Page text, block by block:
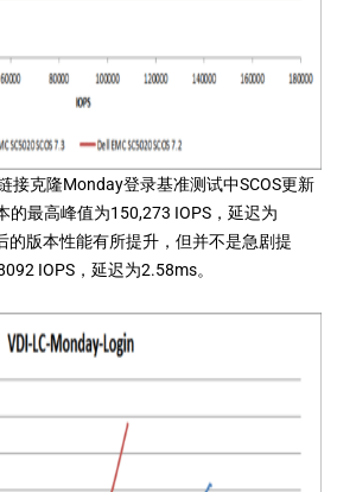
接克隆Monday登录基准测试中SCOS更新
的最高峰值为150,273 IOPS，延迟为
的版本性能有所提升，但并不是急剧提
IOPS，延迟为2.58ms。